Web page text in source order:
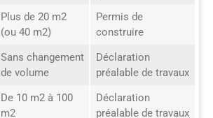
Plus de 20 m2
(ou 40 m2)
Permis de
construire
Sans changement
de volume
Déclaration
préalable de travaux
De 10 m2 à 100
m2
Déclaration
préalable de travaux